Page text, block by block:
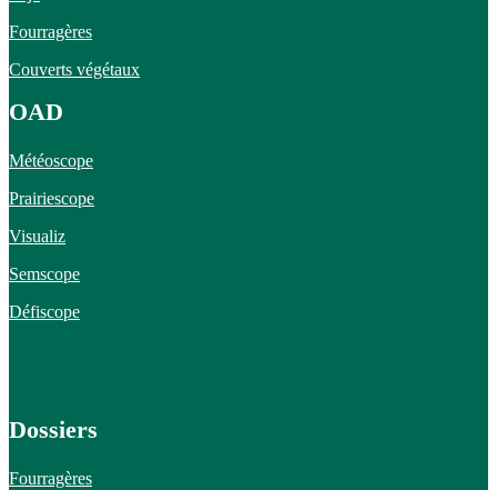
Fourragères
Couverts végétaux
OAD
Météoscope
Prairiescope
Visualiz
Semscope
Défiscope
Dossiers
Fourragères